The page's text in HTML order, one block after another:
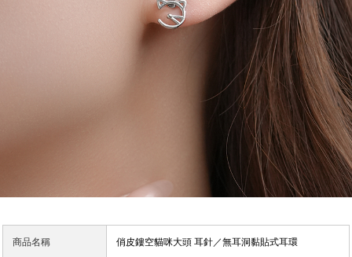
商品名稱 俏皮鏤空貓咪大頭 耳針／無耳洞黏貼式耳環